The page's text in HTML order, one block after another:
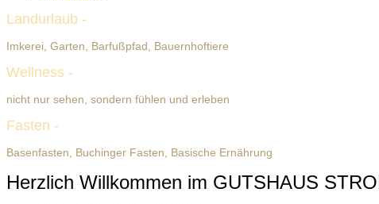
Landurlaub -
Imkerei, Garten, Barfußpfad, Bauernhoftiere
Wellness -
nicht nur sehen, sondern fühlen und erleben
Fasten -
Basenfasten, Buchinger Fasten, Basische Ernährung
Herzlich Willkommen im GUTSHAUS